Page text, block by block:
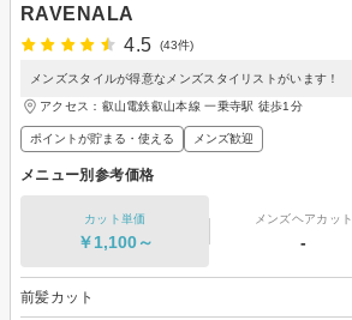
RAVENALA
4.5
(43件)
メンズスタイルが得意なメンズスタイリストがいます！
アクセス：叡山電鉄叡山本線 一乗寺駅 徒歩1分
ポイントが貯まる・使える メンズ歓迎
メニュー別参考価格
カット単価
￥1,100～
メンズヘアカット
-
前髪カット